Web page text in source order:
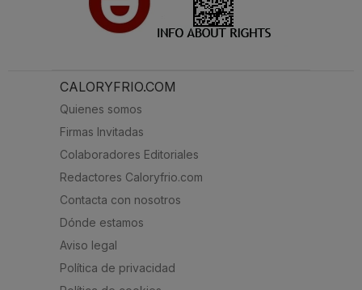
CALORYFRIO.COM
Quienes somos
Firmas Invitadas
Colaboradores Editoriales
Redactores Caloryfrio.com
Contacta con nosotros
Dónde estamos
Aviso legal
Política de privacidad